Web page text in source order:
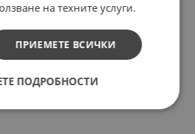
на техните услуги.
ПРИЕМЕТЕ ВСИЧКИ
ПОДРОБНОСТИ